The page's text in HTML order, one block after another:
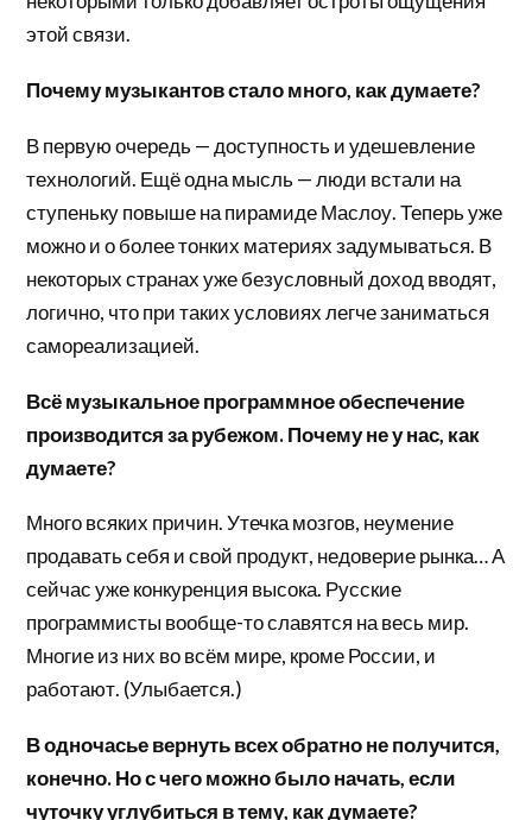
этой связи.
Почему музыкантов стало много, как думаете?
В первую очередь — доступность и удешевление
технологий. Ещё одна мысль — люди встали на
ступеньку повыше на пирамиде Маслоу. Теперь уже
можно и о более тонких материях задумываться. В
некоторых странах уже безусловный доход вводят,
логично, что при таких условиях легче заниматься
самореализацией.
Всё музыкальное программное обеспечение
производится за рубежом. Почему не у нас, как
думаете?
Много всяких причин. Утечка мозгов, неумение
продавать себя и свой продукт, недоверие рынка… А
сейчас уже конкуренция высока. Русские
программисты вообще-то славятся на весь мир.
Многие из них во всём мире, кроме России, и
работают. (Улыбается.)
В одночасье вернуть всех обратно не получится,
конечно. Но с чего можно было начать, если
чуточку углубиться в тему, как думаете?